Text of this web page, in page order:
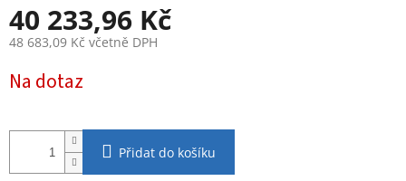
40 233,96 Kč
48 683,09 Kč včetně DPH
cena:
Na dotaz
Přidat do košíku